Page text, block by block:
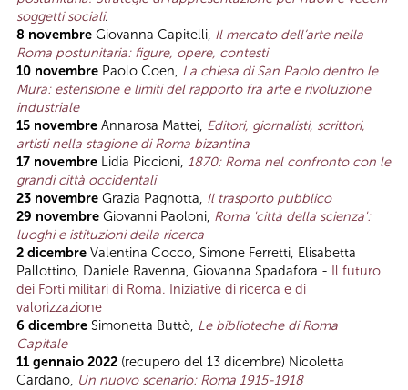
soggetti sociali.
8 novembre Giovanna Capitelli, Il mercato dell’arte nella
Roma postunitaria: figure, opere, contesti
10 novembre Paolo Coen, La chiesa di San Paolo dentro le
Mura: estensione e limiti del rapporto fra arte e rivoluzione
industriale
15 novembre Annarosa Mattei, Editori, giornalisti, scrittori,
artisti nella stagione di Roma bizantina
17 novembre Lidia Piccioni, 1870: Roma nel confronto con le
grandi città occidentali
23 novembre Grazia Pagnotta, Il trasporto pubblico
29 novembre Giovanni Paoloni, Roma 'città della scienza':
luoghi e istituzioni della ricerca
2 dicembre Valentina Cocco, Simone Ferretti, Elisabetta
Pallottino, Daniele Ravenna, Giovanna Spadafora - Il futuro
dei Forti militari di Roma. Iniziative di ricerca e di
valorizzazione
6 dicembre Simonetta Buttò, Le biblioteche di Roma
Capitale
11 gennaio 2022 (recupero del 13 dicembre) Nicoletta
Cardano, Un nuovo scenario: Roma 1915-1918